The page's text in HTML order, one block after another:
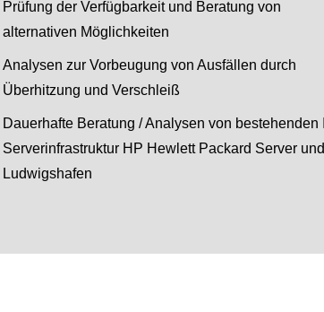
Prüfung der Verfügbarkeit und Beratung von
alternativen Möglichkeiten
Analysen zur Vorbeugung von Ausfällen durch
Überhitzung und Verschleiß
Dauerhafte Beratung / Analysen von bestehenden
Serverinfrastruktur HP Hewlett Packard Server
Ludwigshafen